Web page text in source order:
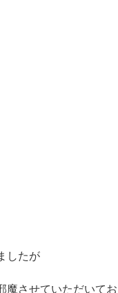
したが
魔させていただいてお